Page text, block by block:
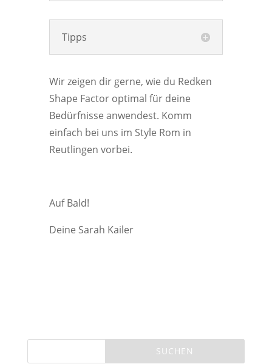
Tipps
Wir zeigen dir gerne, wie du Redken
Shape Factor optimal für deine
Bedürfnisse anwendest. Komm
einfach bei uns im Style Rom in
Reutlingen vorbei.
Auf Bald!
Deine Sarah Kailer